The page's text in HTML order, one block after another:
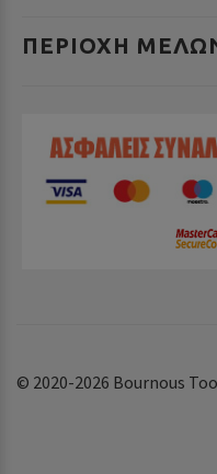
ΠΕΡΙΟΧΉ
© 2020-2026 Bournous